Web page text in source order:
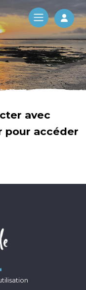
Log
avec
pour accéder